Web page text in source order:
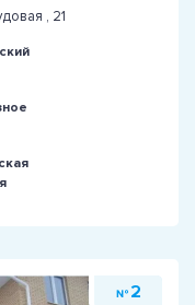
, 21
№ 2